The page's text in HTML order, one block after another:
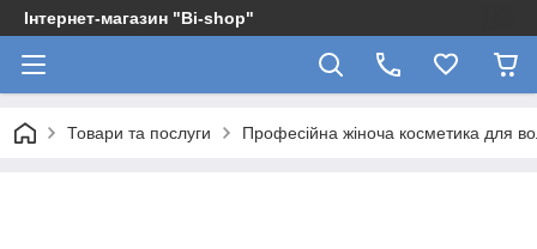
Інтернет-магазин "Bi-shop"
Товари та послуги Професійна жіноча косметика для